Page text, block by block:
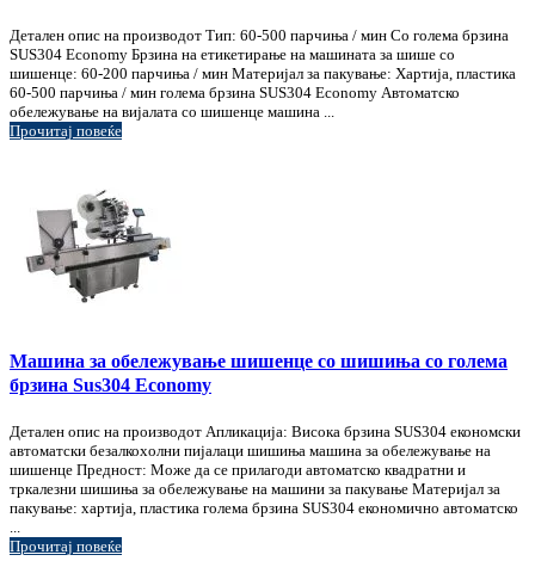
Детален опис на производот Тип: 60-500 парчиња / мин Со голема брзина
SUS304 Economy Брзина на етикетирање на машината за шише со
шишенце: 60-200 парчиња / мин Материјал за пакување: Хартија, пластика
60-500 парчиња / мин голема брзина SUS304 Economy Автоматско
обележување на вијалата со шишенце машина ...
Прочитај повеќе
Машина за обележување шишенце со шишиња со голема
брзина Sus304 Economy
Детален опис на производот Апликација: Висока брзина SUS304 економски
автоматски безалкохолни пијалаци шишиња машина за обележување на
шишенце Предност: Може да се прилагоди автоматско квадратни и
тркалезни шишиња за обележување на машини за пакување Материјал за
пакување: хартија, пластика голема брзина SUS304 економично автоматско
...
Прочитај повеќе